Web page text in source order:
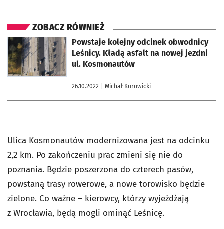
ZOBACZ RÓWNIEŻ
Powstaje kolejny odcinek obwodnicy
Leśnicy. Kładą asfalt na nowej jezdni
ul. Kosmonautów
26.10.2022 | Michał Kurowicki
otworzy się w nowej karcie
Ulica Kosmonautów modernizowana jest na odcinku
2,2 km. Po zakończeniu prac zmieni się nie do
poznania. Będzie poszerzona do czterech pasów,
powstaną trasy rowerowe, a nowe torowisko będzie
zielone. Co ważne – kierowcy, którzy wyjeżdżają
z Wrocławia, będą mogli ominąć Leśnicę.